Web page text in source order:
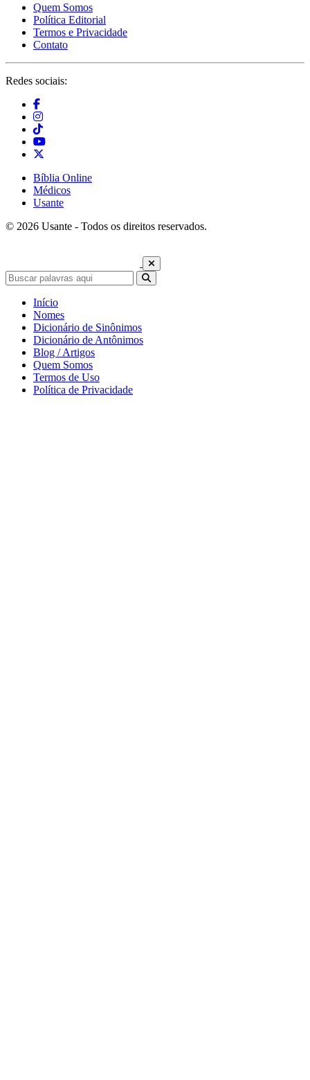
Quem Somos
Política Editorial
Termos e Privacidade
Contato
Redes sociais:
Bíblia Online
Médicos
Usante
© 2026 Usante - Todos os direitos reservados.
Início
Nomes
Dicionário de Sinônimos
Dicionário de Antônimos
Blog / Artigos
Quem Somos
Termos de Uso
Política de Privacidade